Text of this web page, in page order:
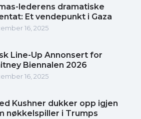
lederens dramatiske
Et vendepunkt i Gaza
16, 2025
Line-Up Annonsert for
Biennalen 2026
16, 2025
Kushner dukker opp igjen
nøkkelspiller i Trumps